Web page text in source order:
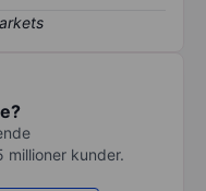
millioner kunder.